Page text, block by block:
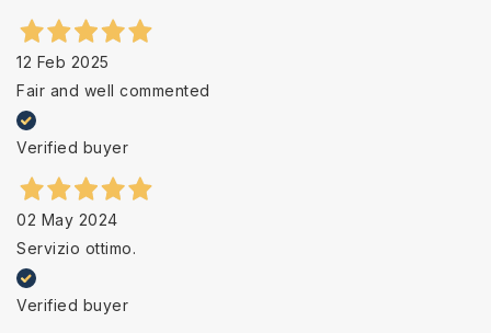
12 Feb 2025
Fair and well commented
Verified buyer
02 May 2024
Servizio ottimo.
Verified buyer